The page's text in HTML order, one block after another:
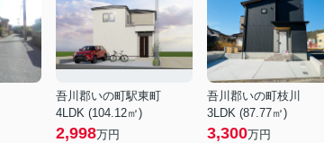
吾川郡いの町駅東町
4LDK (104.12㎡)
2,998万円
吾川郡いの町枝川
3LDK (87.77㎡)
3,300万円